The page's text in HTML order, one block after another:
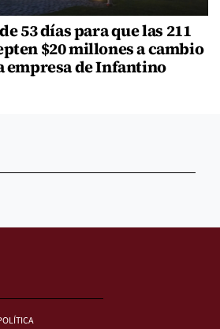
53 días para que las 211
$20 millones a cambio
empresa de Infantino